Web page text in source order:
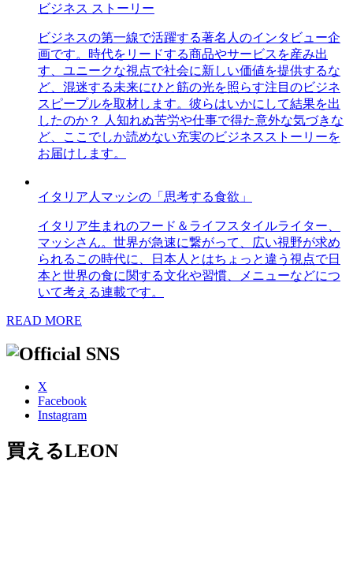
ビジネス ストーリー
ビジネスの第一線で活躍する著名人のインタビュー企
画です。時代をリードする商品やサービスを産み出
す、ユニークな視点で社会に新しい価値を提供するな
ど、混迷する未来にひと筋の光を照らす注目のビジネ
スピープルを取材します。彼らはいかにして結果を出
したのか？ 人知れぬ苦労や仕事で得た意外な気づきな
ど、ここでしか読めない充実のビジネスストーリーを
お届けします。
イタリア人マッシの「思考する食欲」
イタリア生まれのフード＆ライフスタイルライター、
マッシさん。世界が急速に繋がって、広い視野が求め
られるこの時代に、日本人とはちょっと違う視点で日
本と世界の食に関する文化や習慣、メニューなどにつ
いて考える連載です。
READ MORE
X
Facebook
Instagram
買えるLEON